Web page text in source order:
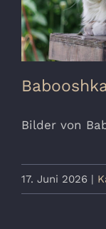
Bilder von
17. Juni 2026 |